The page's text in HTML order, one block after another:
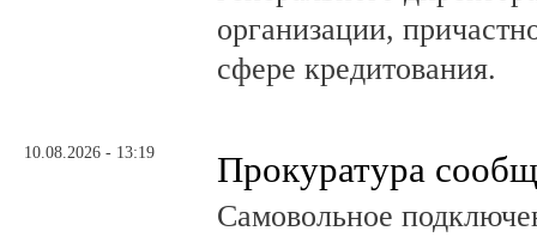
организации,
сфере кредитования.
10.08.2026 - 13:19 Прокуратура
Самовольное